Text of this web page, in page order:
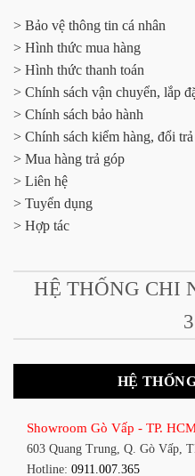
> Bảo vệ thông tin cá nhân
> Hình thức mua hàng
> Hình thức thanh toán
> Chính sách vận chuyển, lắp
> Chính sách bảo hành
> Chính sách kiểm hàng, đổi trả
> Mua hàng trả góp
> Liên hệ
> Tuyển dụng
> Hợp tác
HỆ THỐNG CHI
HỆ
Showroom Gò Vấp - TP.
603 Quang Trung, Q. Gò Vấp,
Hotline: 0911.007.365